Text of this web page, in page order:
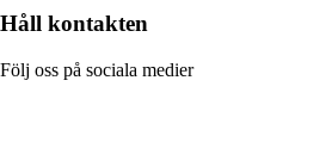
Håll kontakten
Följ oss på sociala medier